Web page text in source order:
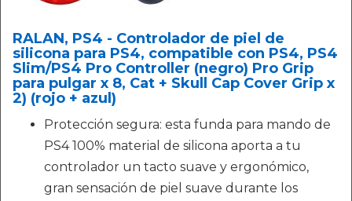
RALAN, PS4 - Controlador de piel de
silicona para PS4, compatible con PS4, PS4
Slim/PS4 Pro Controller (negro) Pro Grip
para pulgar x 8, Cat + Skull Cap Cover Grip x
2) (rojo + azul)
Protección segura: esta funda para mando de
PS4 100% material de silicona aporta a tu
controlador un tacto suave y ergonómico,
gran sensación de piel suave durante los